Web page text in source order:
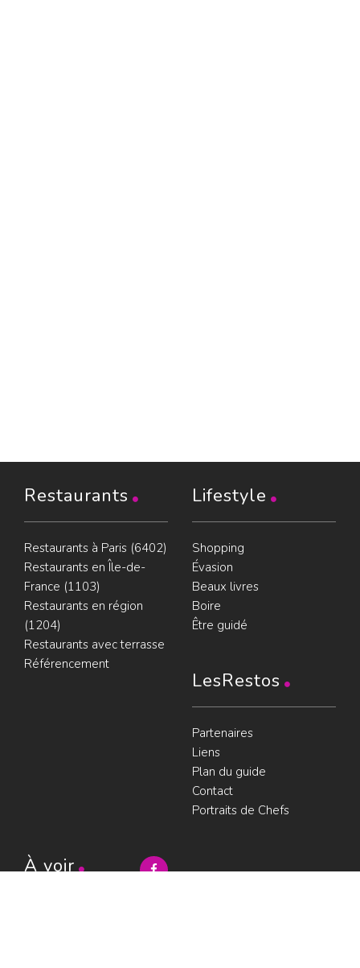
Restaurants
Restaurants à Paris (6402)
Restaurants en Île-de-
France (1103)
Restaurants en région
(1204)
Restaurants avec terrasse
Référencement
Lifestyle
Shopping
Évasion
Beaux livres
Boire
Être guidé
LesRestos
Partenaires
Liens
Plan du guide
Contact
Portraits de Chefs
À voir